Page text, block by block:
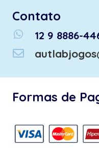
Contato
whatsapp
12 9 8886-
Formas de